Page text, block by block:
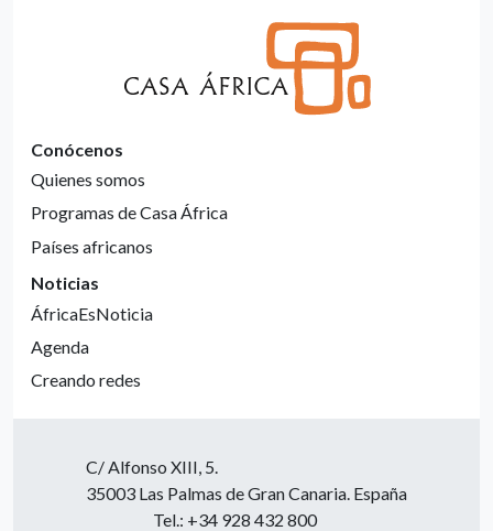
Conócenos
Quienes somos
Programas de Casa África
Países africanos
Noticias
ÁfricaEsNoticia
Agenda
Creando redes
C/ Alfonso XIII, 5.
35003 Las Palmas de Gran Canaria. España
Tel.: +34 928 432 800